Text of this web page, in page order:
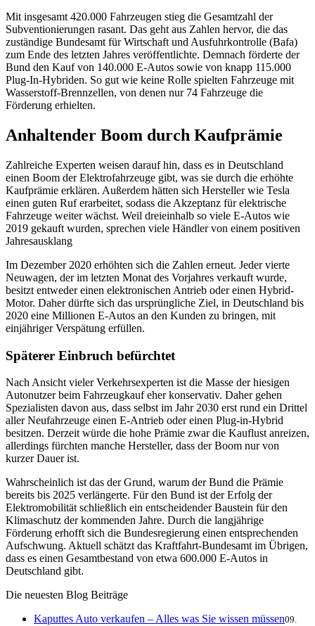
Mit insgesamt 420.000 Fahrzeugen stieg die Gesamtzahl der
Subventionierungen rasant. Das geht aus Zahlen hervor, die das
zuständige Bundesamt für Wirtschaft und Ausfuhrkontrolle (Bafa)
zum Ende des letzten Jahres veröffentlichte. Demnach förderte der
Bund den Kauf von 140.000 E-Autos sowie von knapp 115.000
Plug-In-Hybriden. So gut wie keine Rolle spielten Fahrzeuge mit
Wasserstoff-Brennzellen, von denen nur 74 Fahrzeuge die
Förderung erhielten.
Anhaltender Boom durch Kaufprämie
Zahlreiche Experten weisen darauf hin, dass es in Deutschland
einen Boom der Elektrofahrzeuge gibt, was sie durch die erhöhte
Kaufprämie erklären. Außerdem hätten sich Hersteller wie Tesla
einen guten Ruf erarbeitet, sodass die Akzeptanz für elektrische
Fahrzeuge weiter wächst. Weil dreieinhalb so viele E-Autos wie
2019 gekauft wurden, sprechen viele Händler von einem positiven
Jahresausklang
Im Dezember 2020 erhöhten sich die Zahlen erneut. Jeder vierte
Neuwagen, der im letzten Monat des Vorjahres verkauft wurde,
besitzt entweder einen elektronischen Antrieb oder einen Hybrid-
Motor. Daher dürfte sich das ursprüngliche Ziel, in Deutschland bis
2020 eine Millionen E-Autos an den Kunden zu bringen, mit
einjähriger Verspätung erfüllen.
Späterer Einbruch befürchtet
Nach Ansicht vieler Verkehrsexperten ist die Masse der hiesigen
Autonutzer beim Fahrzeugkauf eher konservativ. Daher gehen
Spezialisten davon aus, dass selbst im Jahr 2030 erst rund ein Drittel
aller Neufahrzeuge einen E-Antrieb oder einen Plug-in-Hybrid
besitzen. Derzeit würde die hohe Prämie zwar die Kauflust anreizen,
allerdings fürchten manche Hersteller, dass der Boom nur von
kurzer Dauer ist.
Wahrscheinlich ist das der Grund, warum der Bund die Prämie
bereits bis 2025 verlängerte. Für den Bund ist der Erfolg der
Elektromobilität schließlich ein entscheidender Baustein für den
Klimaschutz der kommenden Jahre. Durch die langjährige
Förderung erhofft sich die Bundesregierung einen entsprechenden
Aufschwung. Aktuell schätzt das Kraftfahrt-Bundesamt im Übrigen,
dass es einen Gesamtbestand von etwa 600.000 E-Autos in
Deutschland gibt.
Die neuesten Blog Beiträge
Kaputtes Auto verkaufen – Alles was Sie wissen müssen09.